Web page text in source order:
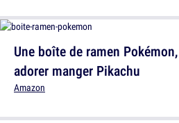
Une boîte de ramen
adorer manger Pikachu
Amazon